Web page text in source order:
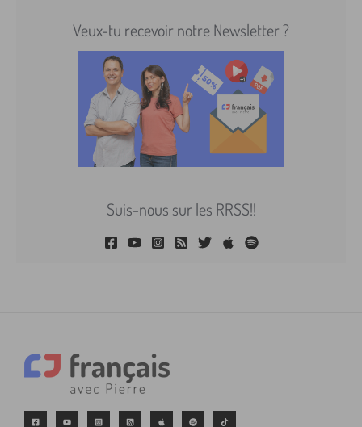
Veux-tu recevoir notre Newsletter ?
Suis-nous sur les RRSS!!